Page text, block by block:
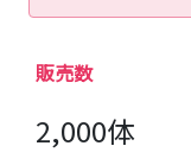
販売数
2,000体